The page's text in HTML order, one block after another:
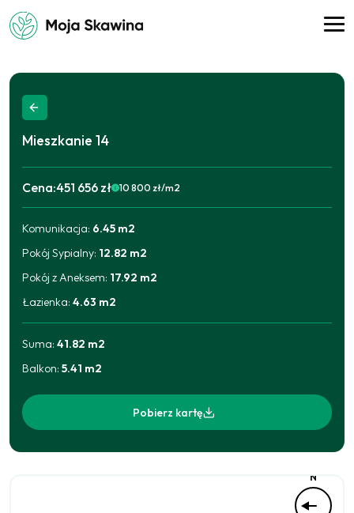
Mieszkanie 14
Cena:451 656 zł
2025-09-11
2026-04-21
443 292
2026-06-17
451 656
10 800 zł/m2
Komunikacja: 6.45 m2
Pokój Sypialny: 12.82 m2
Pokój z Aneksem: 17.92 m2
Łazienka:4.63 m2
Suma:41.82 m2
Balkon:5.41 m2
Pobierz kartę
N